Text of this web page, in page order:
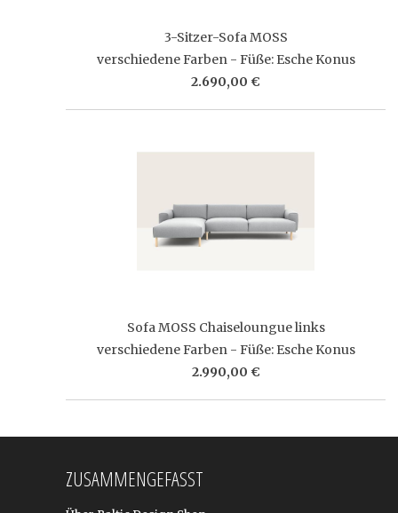
3-Sitzer-Sofa MOSS
verschiedene Farben - Füße: Esche Konus
2.690,00 €
Sofa MOSS Chaiseloungue links
verschiedene Farben - Füße: Esche Konus
2.990,00 €
ZUSAMMENGEFASST